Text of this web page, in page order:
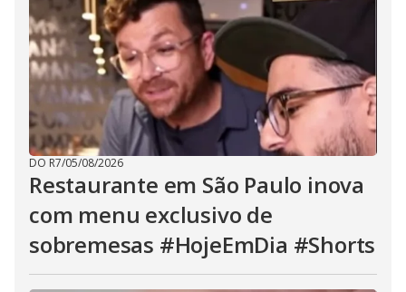
e
o
DO R7/05/08/2026
Restaurante em São Paulo inova
com menu exclusivo de
sobremesas #HojeEmDia #Shorts